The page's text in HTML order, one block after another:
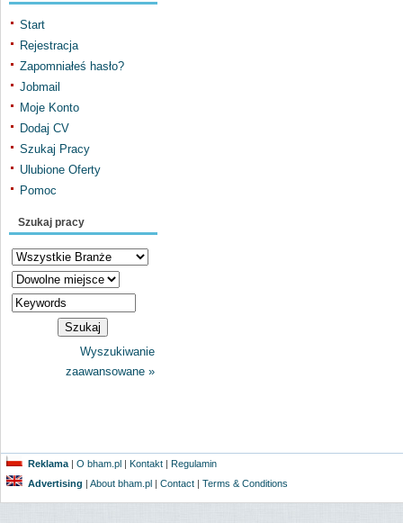
Start
Rejestracja
Zapomniałeś hasło?
Jobmail
Moje Konto
Dodaj CV
Szukaj Pracy
Ulubione Oferty
Pomoc
Szukaj pracy
Wyszukiwanie
zaawansowane »
Reklama | O bham.pl | Kontakt | Regulamin
Advertising | About bham.pl | Contact | Terms & Conditions